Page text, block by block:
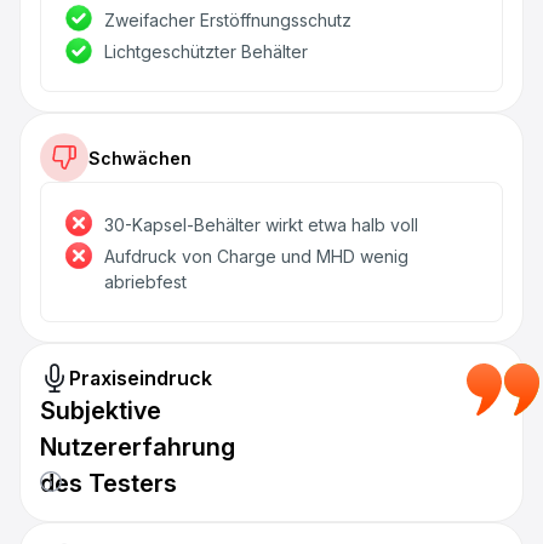
Zweifacher Erstöffnungsschutz
Lichtgeschützter Behälter
Schwächen
30-Kapsel-Behälter wirkt etwa halb voll
Aufdruck von Charge und MHD wenig
abriebfest
Praxiseindruck
Subjektive
Nutzererfahrung
des Testers